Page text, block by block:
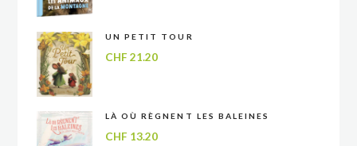
UN PETIT TOUR
CHF21.20
LÀ OÙ RÈGNENT LES BALEINES
CHF13.20